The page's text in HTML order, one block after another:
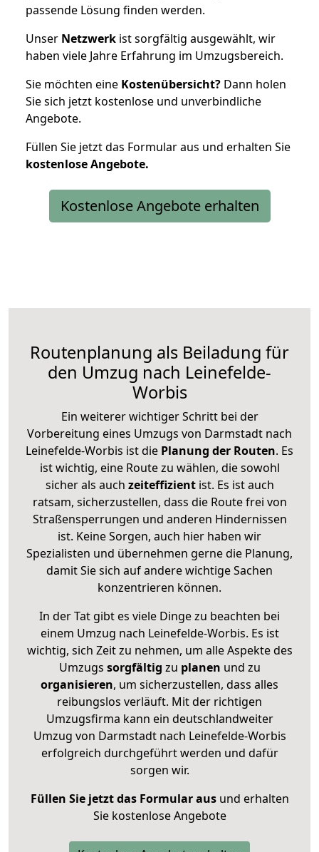
passende Lösung finden werden.
Unser Netzwerk ist sorgfältig ausgewählt, wir
haben viele Jahre Erfahrung im Umzugsbereich.
Sie möchten eine Kostenübersicht? Dann holen
Sie sich jetzt kostenlose und unverbindliche
Angebote.
Füllen Sie jetzt das Formular aus und erhalten Sie
kostenloseAngebote.
Kostenlose Angebote erhalten
Routenplanung als Beiladung für
den Umzug nach Leinefelde-
Worbis
Ein weiterer wichtiger Schritt bei der
Vorbereitung eines Umzugs von Darmstadt nach
Leinefelde-Worbis ist die Planung der Routen. Es
ist wichtig, eine Route zu wählen, die sowohl
sicher als auch zeiteffizientist. Es ist auch
ratsam, sicherzustellen, dass die Route frei von
Straßensperrungen und anderen Hindernissen
ist. Keine Sorgen, auch hier haben wir
Spezialisten und übernehmen gerne die Planung,
damit Sie sich auf andere wichtige Sachen
konzentrieren können.
In der Tat gibt es viele Dinge zu beachten bei
einem Umzug nach Leinefelde-Worbis. Es ist
wichtig, sich Zeit zu nehmen, um alle Aspekte des
Umzugs sorgfältig zu planen und zu
organisieren, um sicherzustellen, dass alles
reibungslos verläuft. Mit der richtigen
Umzugsfirma kann ein deutschlandweiter
Umzug von Darmstadt nach Leinefelde-Worbis
erfolgreich durchgeführt werden und dafür
sorgen wir.
Füllen Sie jetzt das Formular ausund erhalten
Sie kostenlose Angebote